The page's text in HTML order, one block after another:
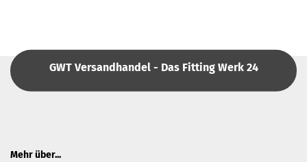
GWT Versandhandel - Das Fitting Werk 24
Mehr über...